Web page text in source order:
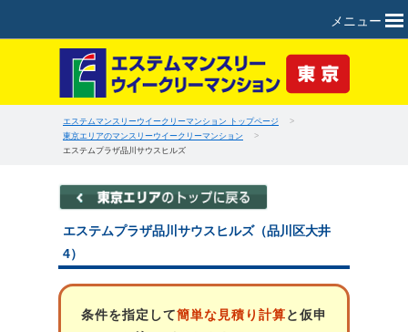
メニュー
エステムマンスリーウイークリーマンション トップページ
>
東京エリアのマンスリーウイークリーマンション
>
エステムプラザ品川サウスヒルズ
エステムプラザ品川サウスヒルズ（品川区大井
4）
条件を指定して簡単な見積り計算と仮申